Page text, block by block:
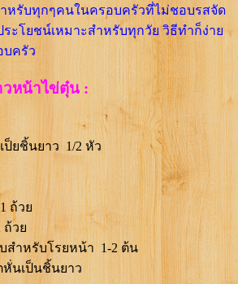
ำหรับทุกๆคนในครอบครัวที่ไม่ชอบรสจัด
ะโยชน์เหมาะสำหรับทุกวัย วิธีทำก็ง่าย
บครัว
หน้าไข่ตุ๋น :
ยชิ้นยาว 1/2 หัว
ถ้วย
วย
ำหรับโรยหน้า 1-2 ต้น
นเป็นชิ้นยาว